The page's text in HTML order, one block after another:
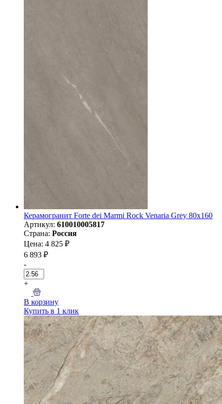
Керамогранит Forte dei Marmi Rock Venaria Grey 80x160
Артикул: 610010005817
Страна: Россия
Цена: 4 825 ₽
6 893 ₽
-
+
В корзину
Купить в 1 клик